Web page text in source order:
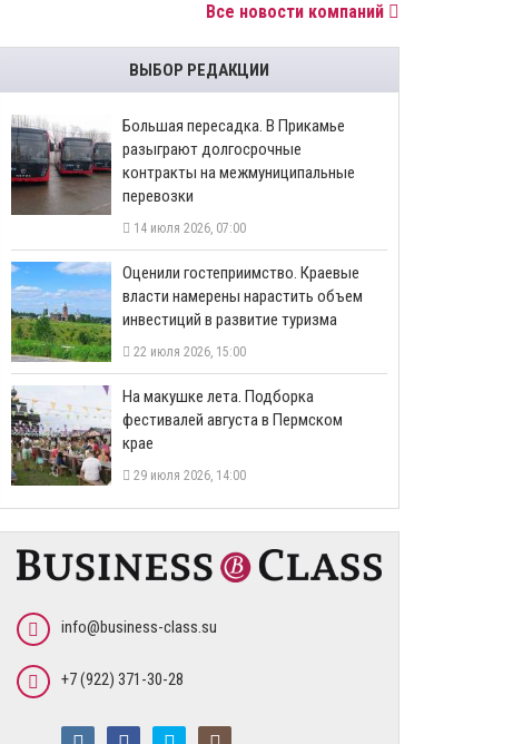
Все новости компаний
ВЫБОР РЕДАКЦИИ
Большая пересадка. В Прикамье
разыграют долгосрочные
контракты на межмуниципальные
перевозки
14 июля 2026, 07:00
Оценили гостеприимство. Краевые
власти намерены нарастить объем
инвестиций в развитие туризма
22 июля 2026, 15:00
На макушке лета. Подборка
фестивалей августа в Пермском
крае
29 июля 2026, 14:00
info@business-class.su
+7 (922) 371-30-28